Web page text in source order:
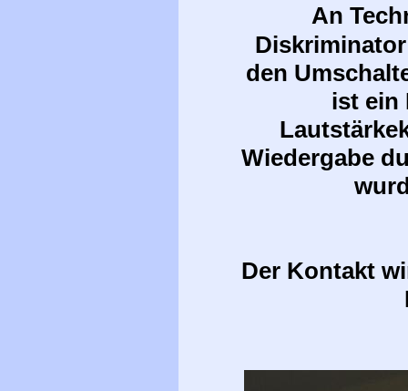
An
den
ist ein
Wiedergabe
Der Kontakt